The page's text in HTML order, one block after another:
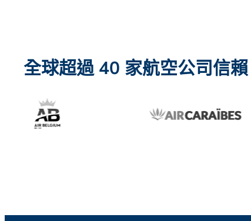
全球超過 40 家航空公司信賴